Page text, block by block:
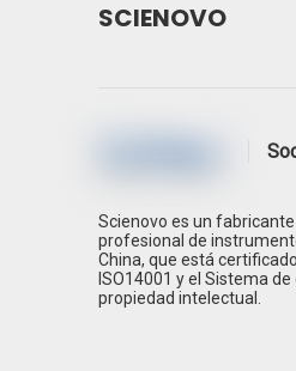
SCIENOVO
Scienovo es un
profesional de
China, que está
ISO14001 y el Sistema
propiedad intelectual.